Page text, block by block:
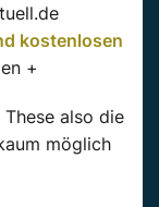
kostenlosen
+
also die
möglich